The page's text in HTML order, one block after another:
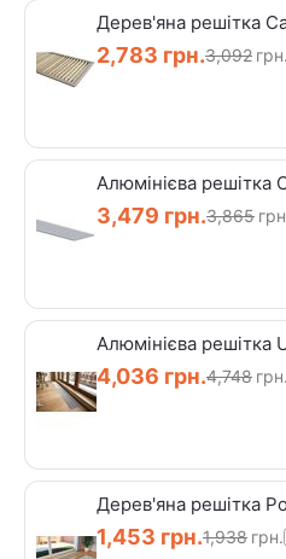
Дерев'яна решітка
2,783 грн.3,092 грн.
Алюмінієва решітка
3,479 грн.3,865
Алюмінієва решітка
4,036 грн.4,748 грн.
Дерев'яна решітка
1,453 грн.1,938 грн.